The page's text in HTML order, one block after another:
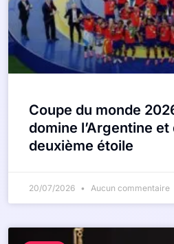
Coupe du monde
domine l’Argentine
deuxième étoile
20/07/2026 Aucun commentaire